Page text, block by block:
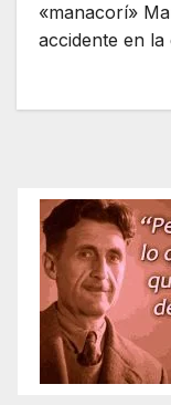
«manacorí»
accidente en